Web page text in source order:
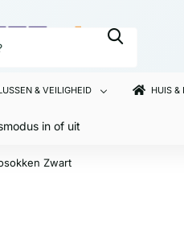
& VEILIGHEID HUIS &
in of uit
Zwart